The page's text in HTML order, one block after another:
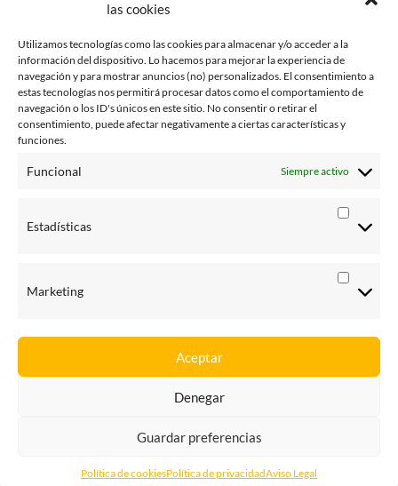
las cookies
Utilizamos tecnologías como las cookies para almacenar y/o acceder a la
información del dispositivo. Lo hacemos para mejorar la experiencia de
navegación y para mostrar anuncios (no) personalizados. El consentimiento a
estas tecnologías nos permitirá procesar datos como el comportamiento de
navegación o los ID's únicos en este sitio. No consentir o retirar el
consentimiento, puede afectar negativamente a ciertas características y
funciones.
Funcional Siempre activo
Estadísticas
Marketing
Aceptar
Denegar
Guardar preferencias
Política de cookiesPolítica de privacidadAviso Legal
septiembre 2015
enero 2015
octubre 2014
julio 2014
junio 2014
enero 2014
agosto 2013
| © Todos los derechos reservados